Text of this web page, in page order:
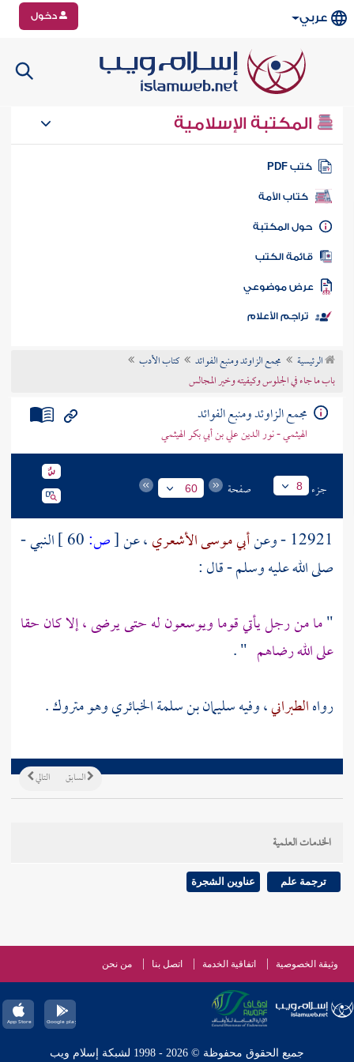
عربي دخول
المكتبة الإسلامية
كتب PDF
كتاب الأمة
المكتبة
الكتب
موضوعي
تراجم الأعلام
الرئيسية مجمع الزاوئد ومنبع الفوائد
كتاب الأدب
باب ما جاء في الجلوس وكيفيته وخير المجالس
مجمع الزاوئد ومنبع الفوائد
الهيثمي - نور الدين علي بن أبي بكر الهيثمي
جزء 8 صفحة 60
12921 - وعن أبي موسى الأشعري، عن[ص:
النبي -
صلى الله عليه وسلم - قال :
"ما من رجل يأتي قوما ويوسعون له حتى يرضى ، إلا كان حقا
على الله رضاهم " .
رواهالطبراني، وفيهسليمان بن سلمة الخبائريوهو متروك .
التالي السابق
الخدمات العلمية
ترجمة علم عناوين الشجرة
وثيقة الخصوصية اتفاقية الخدمة اتصل بنا من نحن
جميع الحقوق محفوظة © 2026 - 1998 لشبكة إسلام ويب